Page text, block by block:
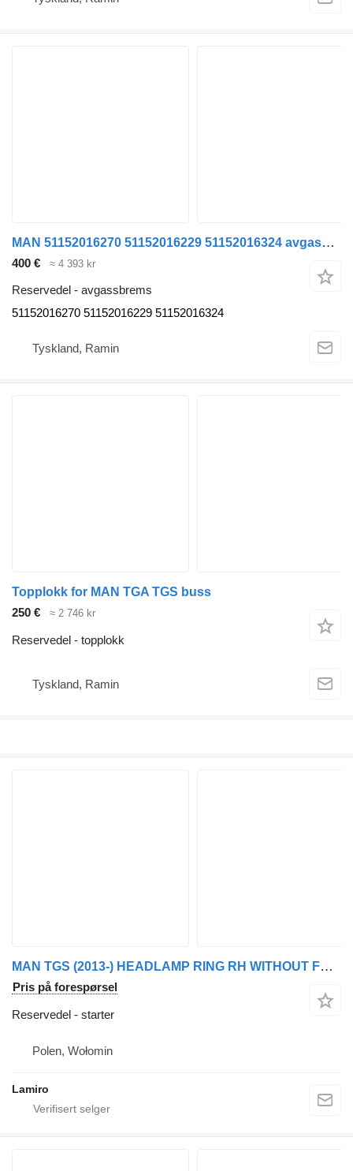
MAN 51152016270 51152016229 51152016324 avgassbrems for MAN TGS TGX Euro 6 buss
400 € ≈ 4 393 kr
Reservedel - avgassbrems
51152016270 51152016229 51152016324
Tyskland, Ramin
Topplokk for MAN TGA TGS buss
250 €
≈ 2 746 kr
Reservedel - topplokk
Tyskland, Ramin
MAN TGS (2013-) HEADLAMP RING RH WITHOUT FOG LAMP HOLE starter for MAN (2013-2017) buss
Pris på forespørsel
Reservedel - starter
Polen, Wołomin
Lamiro